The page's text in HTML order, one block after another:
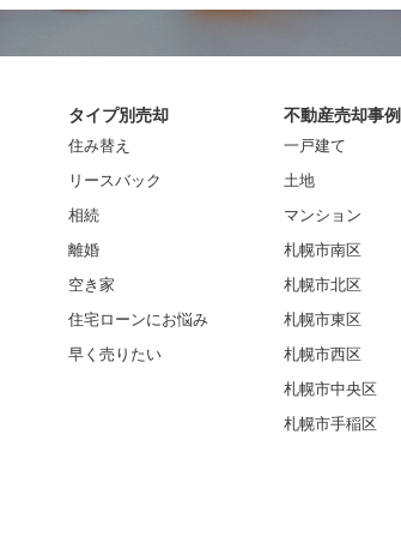
タイプ別売却
住み替え
リースバック
相続
離婚
空き家
住宅ローンにお悩み
早く売りたい
不動産売却事例
一戸建て
土地
マンション
札幌市南区
札幌市北区
札幌市東区
札幌市西区
札幌市中央区
札幌市手稲区